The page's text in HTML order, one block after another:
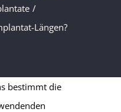
Längen?
bestimmt die